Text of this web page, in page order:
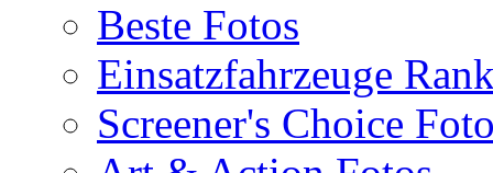
Beste Fotos
Einsatzfahrzeuge
Screener's Choice